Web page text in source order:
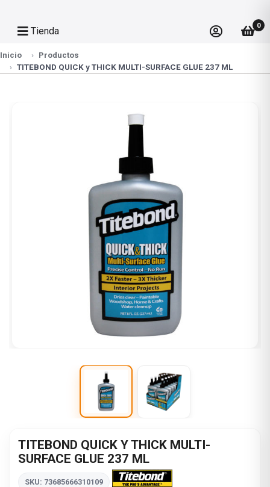
Tienda
0
Inicio
Productos
TITEBOND QUICK y THICK MULTI-SURFACE GLUE 237 ML
TITEBOND QUICK Y THICK MULTI-
SURFACE GLUE 237 ML
SKU: 73685666310109